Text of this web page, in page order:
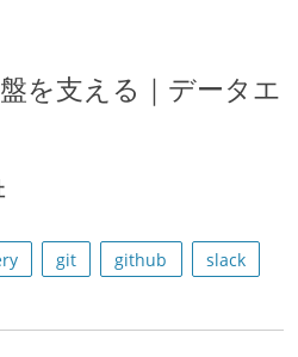
を支える｜データエ
git github
slack